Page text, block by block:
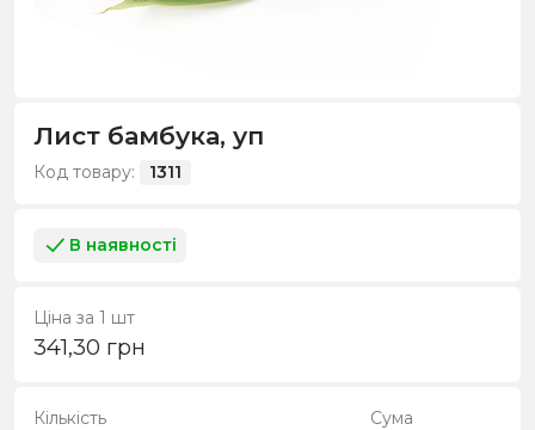
Лист бамбука, уп
Код товару: 1311
В наявності
Ціна за 1 шт
341,30 грн
Кількість Сума